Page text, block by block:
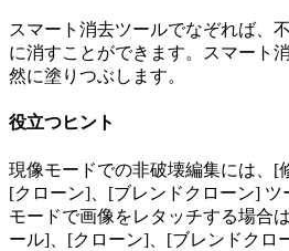
スマート消去ツールでなぞれば、
に消すことができます。スマート
然に塗りつぶします。
役立つヒント
現像モードでの非破壊編集には、[
[クローン]、[ブレンドクローン]
モードで画像をレタッチする場合
ール]、[クローン]、[ブレンドクロ